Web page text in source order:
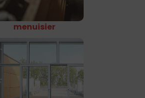
menuisier